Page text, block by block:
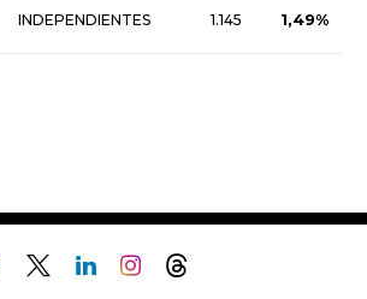
INDEPENDIENTES 1.145 1,49%